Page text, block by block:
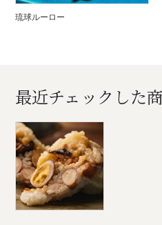
琉球ルーロー
最近チェックした